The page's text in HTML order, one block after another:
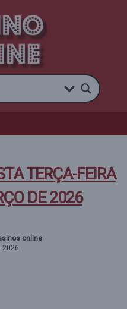
TERÇA-FEIRA
DE 2026
online
2026